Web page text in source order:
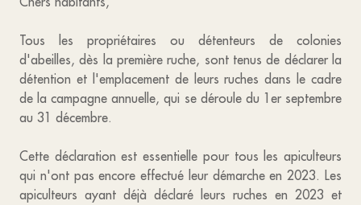
Tous les propriétaires ou détenteurs de colonies
d'abeilles, dès la première ruche, sont tenus de déclarer la
détention et l'emplacement de leurs ruches dans le cadre
de la campagne annuelle, qui se déroule du 1er septembre
au 31 décembre.
Cette déclaration est essentielle pour tous les apiculteurs
qui n'ont pas encore effectué leur démarche en 2023. Les
apiculteurs ayant déjà déclaré leurs ruches en 2023 et